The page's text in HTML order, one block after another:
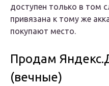
доступен только в том
привязана к тому же
покупают место.
Продам
(вечные)